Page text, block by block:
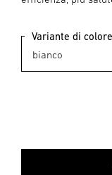
Variante di colore